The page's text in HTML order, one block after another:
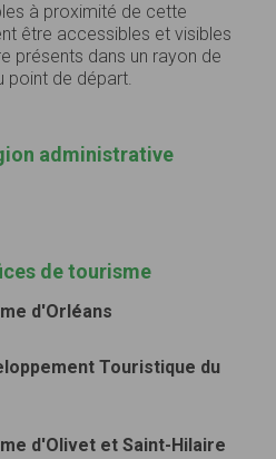
à proximité de cette
être accessibles et visibles
présents dans un rayon de
point de départ.
administrative
de tourisme
d'Orléans
Touristique du
d'Olivet et Saint-Hilaire